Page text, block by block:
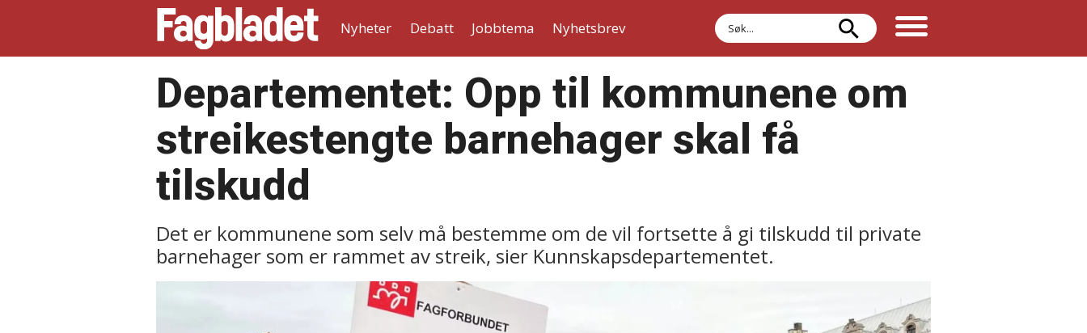
Nyheter Debatt Jobbtema Nyhetsbrev
Søk
Departementet: Opp til kommunene om
streikestengte barnehager skal få
tilskudd
Det er kommunene som selv må bestemme om de vil fortsette å gi tilskudd til private
barnehager som er rammet av streik, sier Kunnskapsdepartementet.